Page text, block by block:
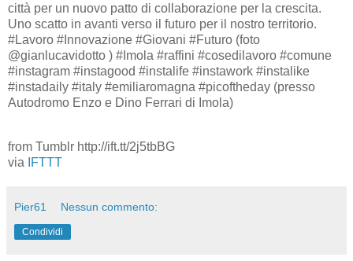
città per un nuovo patto di collaborazione per la crescita.
Uno scatto in avanti verso il futuro per il nostro territorio.
#Lavoro #Innovazione #Giovani #Futuro (foto
@gianlucavidotto ) #Imola #raffini #cosedilavoro #comune
#instagram #instagood #instalife #instawork #instalike
#instadaily #italy #emiliaromagna #picoftheday (presso
Autodromo Enzo e Dino Ferrari di Imola)
from Tumblr http://ift.tt/2j5tbBG
via
IFTTT
Pier61 Nessun commento:
Condividi